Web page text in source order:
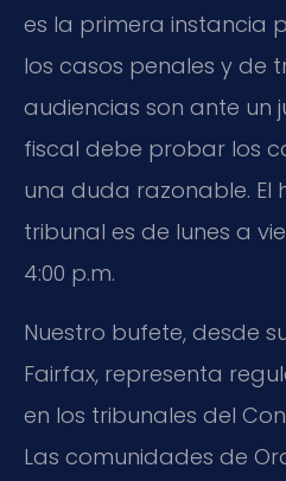
es la primera instancia
los casos penales y de
audiencias son ante un
fiscal debe probar los
una duda razonable. El
tribunal es de lunes a
4:00 p.m.
Nuestro bufete, desde
Fairfax, representa
en los tribunales del
Las comunidades de